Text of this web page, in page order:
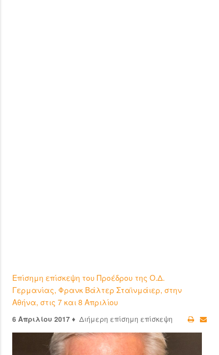
Επίσημη επίσκεψη του Προέδρου της Ο.Δ.
Γερμανίας, Φρανκ Βάλτερ Σταϊνμάιερ, στην
Αθήνα, στις 7 και 8 Απριλίου
6 Απριλίου 2017 ♦ Διήμερη επίσημη επίσκεψη